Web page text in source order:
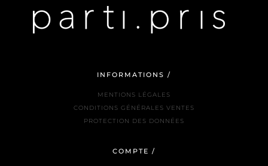
INFORMATIONS /
MENTIONS LÉGALES
CONDITIONS GÉNÉRALES VENTES
PROTECTION DES DONNÉES
COMPTE /